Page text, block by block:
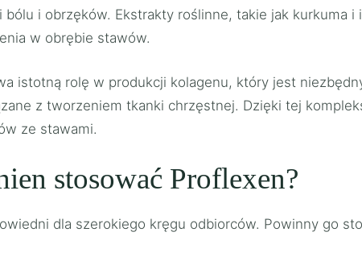
bólu i obrzęków. Ekstrakty roślinne, takie jak kurkuma
w obrębie stawów.
istotną rolę w produkcji kolagenu, który jest
z tworzeniem tkanki chrzęstnej. Dzięki tej
ze stawami.
stosować Proflexen?
dla szerokiego kręgu odbiorców. Powinny go